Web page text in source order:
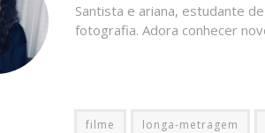
Santista e ariana, estudante
fotografia. Adora conhecer
filme longa-metragem